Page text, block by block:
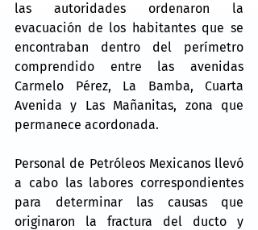
las autoridades ordenaron la
evacuación de los habitantes que se
encontraban dentro del perímetro
comprendido entre las avenidas
Carmelo Pérez, La Bamba, Cuarta
Avenida y Las Mañanitas, zona que
permanece acordonada.
Personal de Petróleos Mexicanos llevó
a cabo las labores correspondientes
para determinar las causas que
originaron la fractura del ducto y